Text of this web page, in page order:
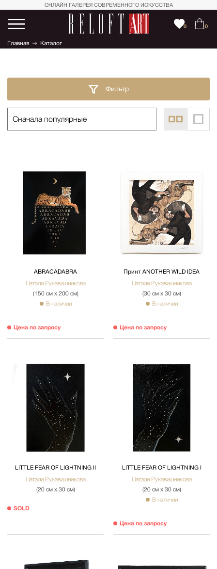
ОНЛАЙН ГАЛЕРЕЯ СОВРЕМЕННОГО ИСКУССТВА
0 0
Главная Каталог
Фильтр
ABRACADABRA
Натали Рукавишникова
(150 см х 200 см)
В наличии
Цена по запросу
Принт ANOTHER WILD IDEA
Натали Рукавишникова
(30 см х 30 см)
В наличии
Цена по запросу
LITTLE FEAR OF LIGHTNING II
Натали Рукавишникова
(20 см х 30 см)
SOLD
LITTLE FEAR OF LIGHTNING I
Натали Рукавишникова
(20 см х 30 см)
В наличии
Цена по запросу